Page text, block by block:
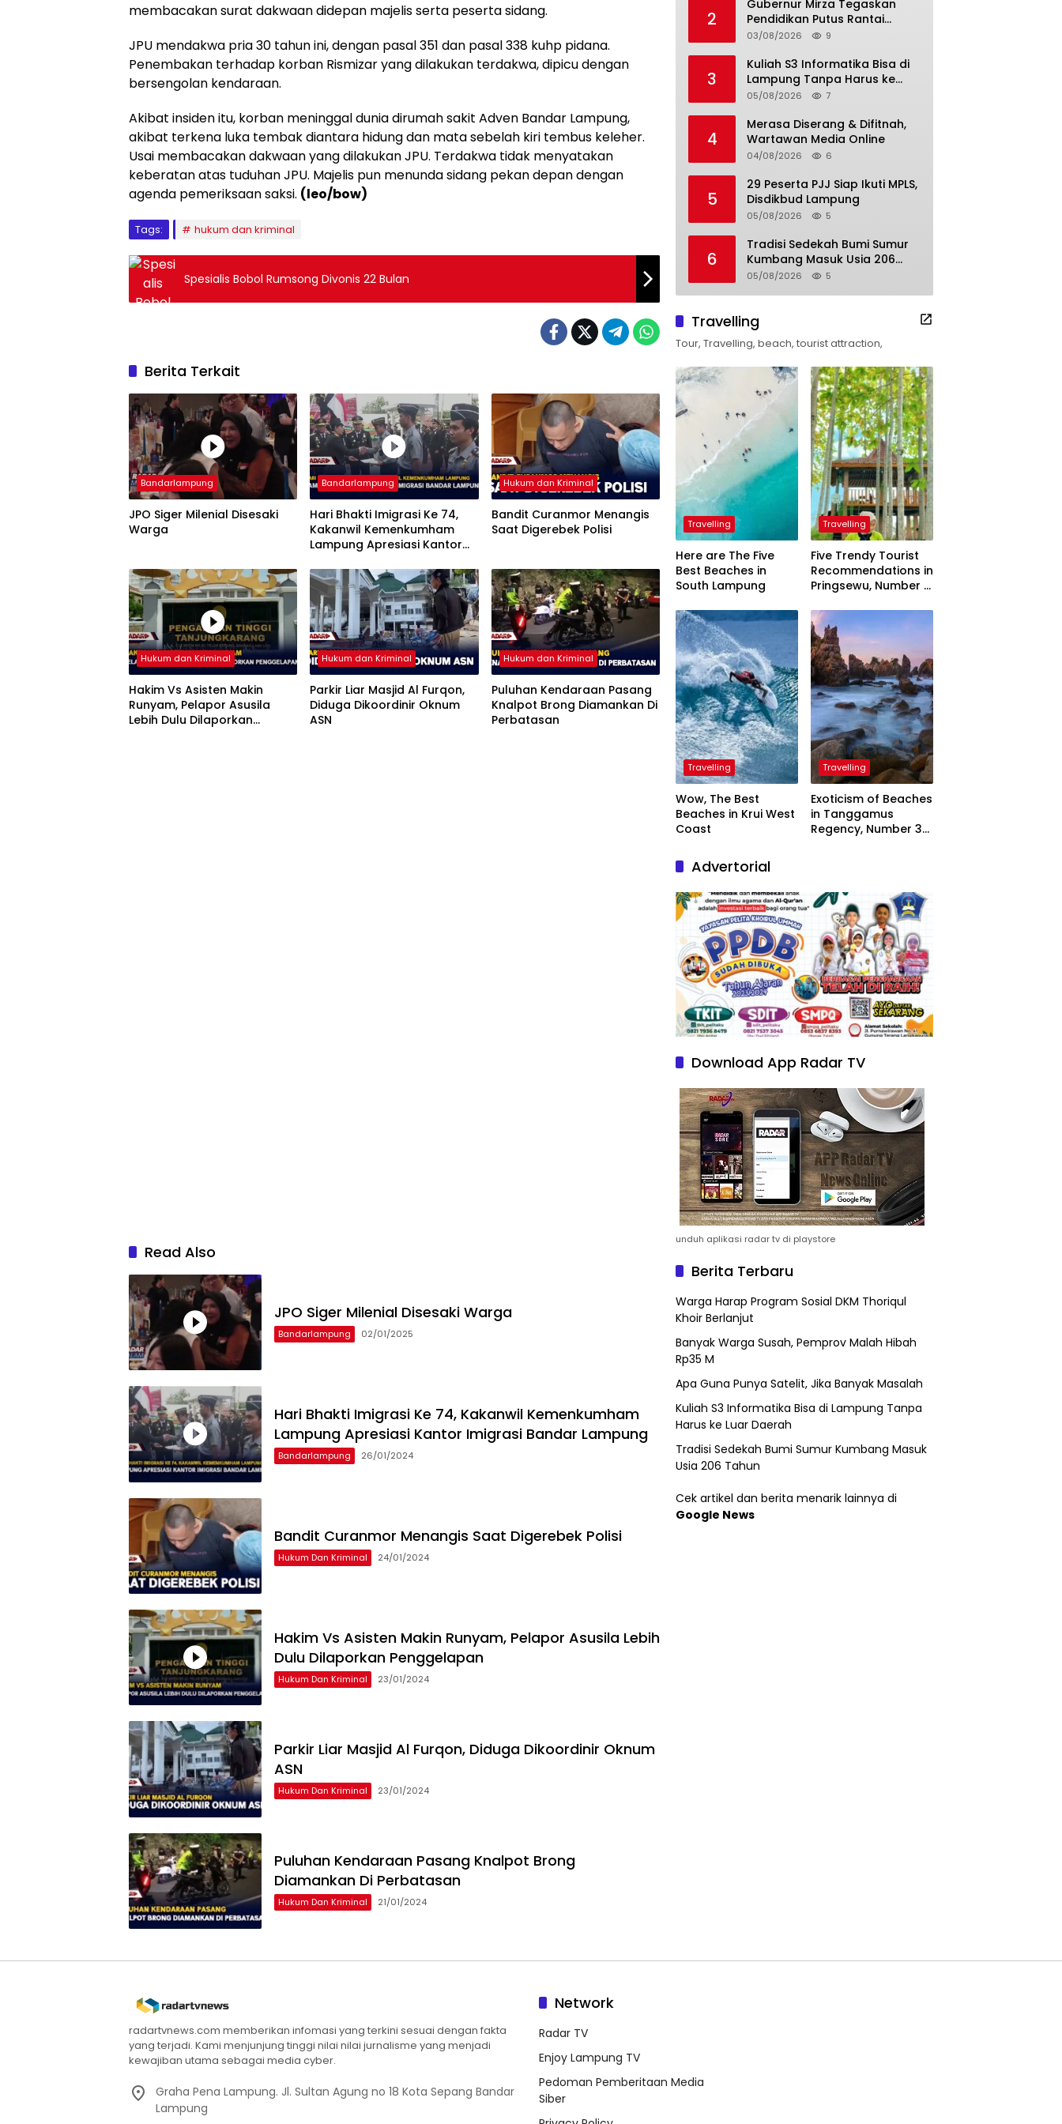
membacakan surat dakwaan didepan majelis serta peserta sidang.
JPU mendakwa pria 30 tahun ini, dengan pasal 351 dan pasal 338 kuhp pidana.
Penembakan terhadap korban Rismizar yang dilakukan terdakwa, dipicu dengan
bersengolan kendaraan.
Akibat insiden itu, korban meninggal dunia dirumah sakit Adven Bandar Lampung,
akibat terkena luka tembak diantara hidung dan mata sebelah kiri tembus keleher.
Usai membacakan dakwaan yang dilakukan JPU. Terdakwa tidak menyatakan
keberatan atas tuduhan JPU. Majelis pun menunda sidang pekan depan dengan
agenda pemeriksaan saksi. (leo/bow)
Tags: hukum dan kriminal
Spesialis Bobol Rumsong Divonis 22 Bulan
Berita Terkait
Bandarlampung
JPO Siger Milenial Disesaki
Warga
Bandarlampung
Hari Bhakti Imigrasi Ke 74,
Kakanwil Kemenkumham
Lampung Apresiasi Kantor
Hukum dan Kriminal
Bandit Curanmor Menangis
Saat Digerebek Polisi
Hukum dan Kriminal
Hakim Vs Asisten Makin
Runyam, Pelapor Asusila
Lebih Dulu Dilaporkan
Hukum dan Kriminal
Parkir Liar Masjid Al Furqon,
Diduga Dikoordinir Oknum
ASN
Hukum dan Kriminal
Puluhan Kendaraan Pasang
Knalpot Brong Diamankan Di
Perbatasan
Read Also
JPO Siger Milenial Disesaki Warga
Bandarlampung 02/01/2025
Hari Bhakti Imigrasi Ke 74, Kakanwil Kemenkumham
Lampung Apresiasi Kantor Imigrasi Bandar Lampung
Bandarlampung 26/01/2024
Bandit Curanmor Menangis Saat Digerebek Polisi
Hukum Dan Kriminal 24/01/2024
Hakim Vs Asisten Makin Runyam, Pelapor Asusila Lebih
Dulu Dilaporkan Penggelapan
Hukum Dan Kriminal 23/01/2024
Parkir Liar Masjid Al Furqon, Diduga Dikoordinir Oknum
ASN
Hukum Dan Kriminal 23/01/2024
Puluhan Kendaraan Pasang Knalpot Brong
Diamankan Di Perbatasan
Hukum Dan Kriminal 21/01/2024
2
Gubernur Mirza Tegaskan
Pendidikan Putus Rantai
Kemiskinan
03/08/2026 9
3
Kuliah S3 Informatika Bisa di
Lampung Tanpa Harus ke
Luar Daerah
05/08/2026 7
4
Merasa Diserang & Difitnah,
Wartawan Media Online
04/08/2026 6
5
29 Peserta PJJ Siap Ikuti MPLS,
Disdikbud Lampung
05/08/2026 5
6
Tradisi Sedekah Bumi Sumur
Kumbang Masuk Usia 206
Tahun
05/08/2026 5
Travelling
Tour, Travelling, beach, tourist attraction,
Travelling
Here are The Five
Best Beaches in
South Lampung
Travelling
Five Trendy Tourist
Recommendations in
Pringsewu, Number 3
President
Travelling
Wow, The Best
Beaches in Krui West
Coast
Travelling
Exoticism of Beaches
in Tanggamus
Regency, Number 3
Advertorial
Download App Radar TV
unduh aplikasi radar tv di playstore
Berita Terbaru
Warga Harap Program Sosial DKM Thoriqul
Khoir Berlanjut
Banyak Warga Susah, Pemprov Malah Hibah
Rp35 M
Apa Guna Punya Satelit, Jika Banyak Masalah
Kuliah S3 Informatika Bisa di Lampung Tanpa
Harus ke Luar Daerah
Tradisi Sedekah Bumi Sumur Kumbang Masuk
Usia 206 Tahun
Cek artikel dan berita menarik lainnya di
Google News
radartvnews.com memberikan infomasi yang terkini sesuai dengan fakta
yang terjadi. Kami menjunjung tinggi nilai nilai jurnalisme yang menjadi
kewajiban utama sebagai media cyber.
Graha Pena Lampung. Jl. Sultan Agung no 18 Kota Sepang Bandar
Lampung
Network
Radar TV
Enjoy Lampung TV
Pedoman Pemberitaan Media
Siber